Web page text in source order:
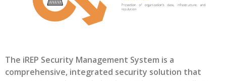
The iREP Security Management System is a
comprehensive, integrated security solution that